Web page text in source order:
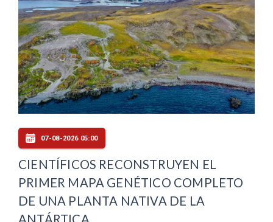
07-08-2026 05:00
CIENTÍFICOS RECONSTRUYEN EL
PRIMER MAPA GENÉTICO COMPLETO
DE UNA PLANTA NATIVA DE LA
ANTÁRTICA